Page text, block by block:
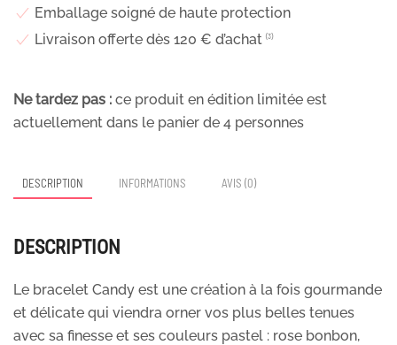
Emballage soigné de haute protection
Livraison offerte dès 120 € d’achat ⁽³⁾
Ne tardez pas : ce produit en édition limitée est
actuellement dans le panier de 4 personnes
DESCRIPTION INFORMATIONS AVIS (0)
DESCRIPTION
Le bracelet Candy est une création à la fois gourmande
et délicate qui viendra orner vos plus belles tenues
avec sa finesse et ses couleurs pastel : rose bonbon,